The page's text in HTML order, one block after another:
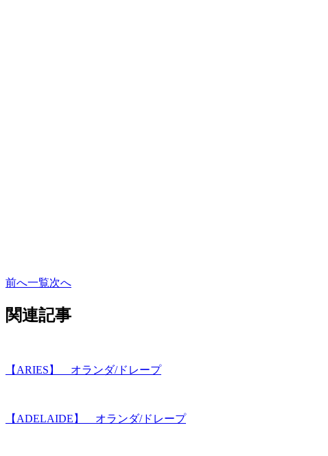
前へ一覧次へ
関連記事
【ARIES】 オランダ/ドレープ
【ADELAIDE】 オランダ/ドレープ